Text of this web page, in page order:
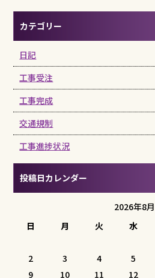
カテゴリー
日記
工事受注
工事完成
交通規制
工事進捗状況
投稿日カレンダー
2026年8月
日
月 火 水
2
3 4 5
9
10 11 12